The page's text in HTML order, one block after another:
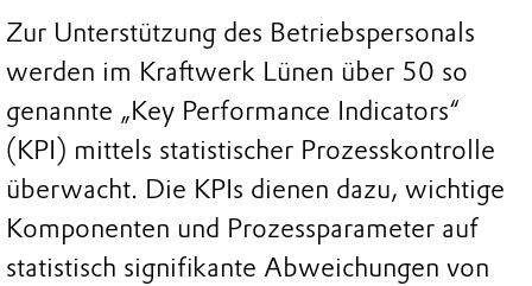
Zur Unterstützung des Betriebspersonals
werden im Kraftwerk Lünen über 50 so
genannte „Key Performance Indicators“
(KPI) mittels statistischer Prozesskontrolle
überwacht. Die KPIs dienen dazu, wichtige
Komponenten und Prozessparameter auf
statistisch signifikante Abweichungen von